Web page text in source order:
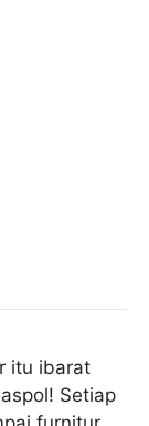
itu ibarat
Setiap